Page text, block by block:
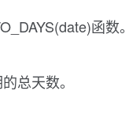
函数。
总天数。